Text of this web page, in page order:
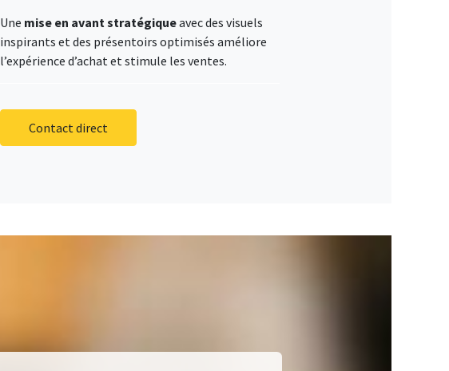
Une mise en avant stratégiqueavec des visuels
inspirants et des présentoirs optimisés améliore
l’expérience d’achat et stimule les ventes.
Contact direct